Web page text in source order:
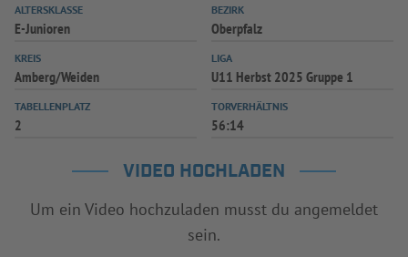
ALTERSKLASSE
E-Junioren
BEZIRK
Oberpfalz
KREIS
Amberg/Weiden
LIGA
U11 Herbst 2025 Gruppe 1
TABELLENPLATZ
2
TORVERHÄLTNIS
56:14
VIDEO HOCHLADEN
Um ein Video hochzuladen musst du angemeldet
sein.